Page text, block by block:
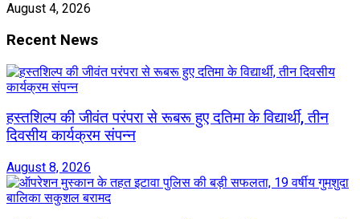
August 4, 2026
Recent News
हस्तशिल्प की जीवंत परंपरा से रूबरू हुए दतिमा के विद्यार्थी, तीन
दिवसीय कार्यक्रम संपन्न
August 8, 2026